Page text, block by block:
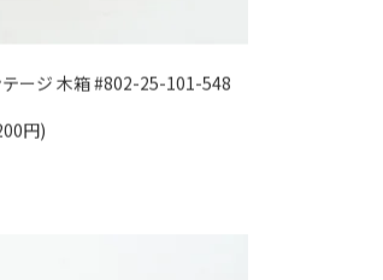
ージ 木箱 #802-25-101-548
円)